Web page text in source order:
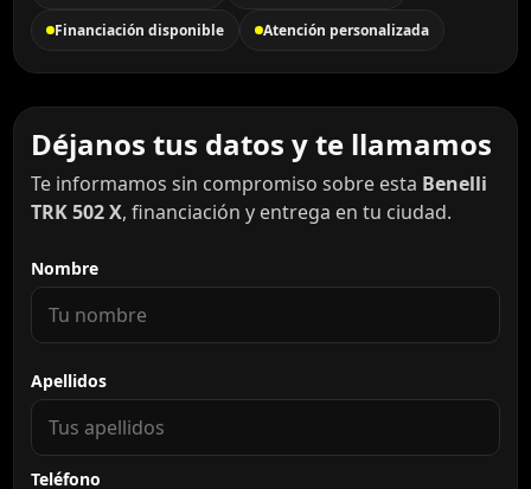
Financiación disponible Atención personalizada
Déjanos tus datos y te llamamos
Te informamos sin compromiso sobre esta Benelli
TRK 502 X, financiación y entrega en tu ciudad.
Nombre
Apellidos
Teléfono